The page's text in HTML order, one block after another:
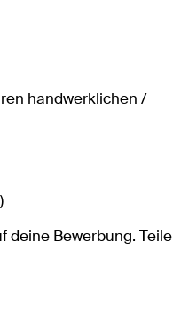
handwerklichen /
deine Bewerbung. Teile